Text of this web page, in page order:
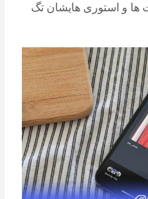
و استوری هایشان تگ